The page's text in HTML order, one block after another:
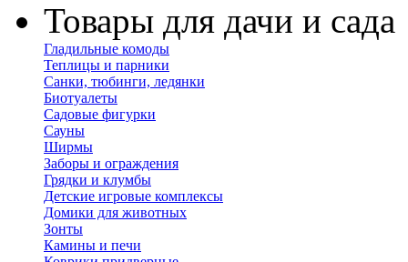
Товары для дачи и сада
Гладильные комоды
Теплицы и парники
Санки, тюбинги, ледянки
Биотуалеты
Садовые фигурки
Сауны
Ширмы
Заборы и ограждения
Грядки и клумбы
Детские игровые комплексы
Домики для животных
Зонты
Камины и печи